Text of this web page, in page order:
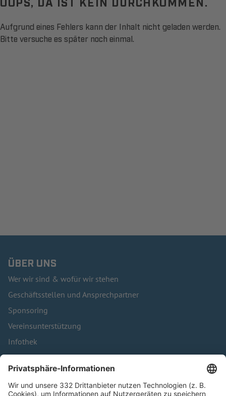
Aufgrund eines Fehlers kann der Inhalt nicht geladen werden.
Bitte versuche es später noch einmal.
ÜBER UNS
Wer wir sind & wofür wir stehen
Geschäftsstellen und Ansprechpartner
Sponsoring
Vereinsunterstützung
Infothek
Kontakt
HÄUFIG BESUCHTE SEITEN